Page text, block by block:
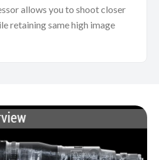
allows you to shoot closer
retaining same high image